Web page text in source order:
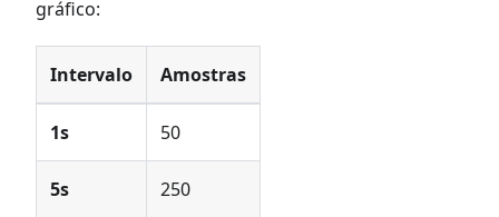
gráfico:
Intervalo Amostras
1s 50
5s 250